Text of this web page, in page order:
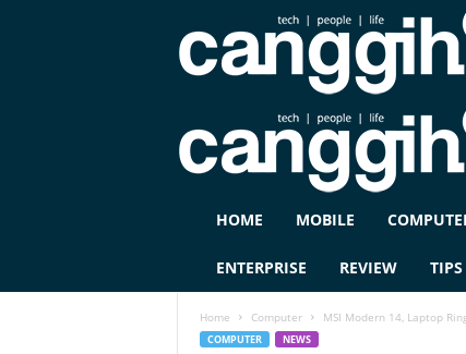
G
HOME MOBILE
ENTERPRISE REVIEW
Home Computer MSI Modern 14, Laptop
COMPUTER NEWS